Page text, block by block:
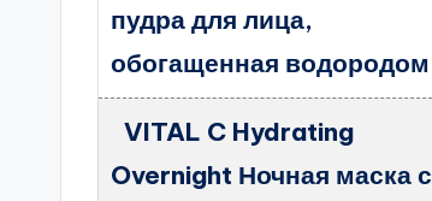
пудра для лица,
обогащенная водородом
VITAL C Hydrating
Overnight Ночная маска с